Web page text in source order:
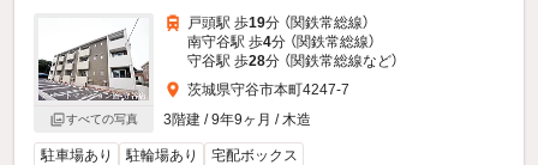
すべての写真
戸頭駅 歩19分 （関鉄常総線）
南守谷駅 歩4分 （関鉄常総線）
守谷駅 歩28分 （関鉄常総線など）
茨城県守谷市本町4247-7
3階建 / 9年9ヶ月 / 木造
駐車場あり 駐輪場あり 宅配ボックス